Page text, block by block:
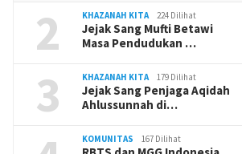
2 KHAZANAH KITA 224 Dilihat
Jejak Sang Mufti Betawi
Masa Pendudukan …
3 KHAZANAH KITA 179 Dilihat
Jejak Sang Penjaga Aqidah
Ahlussunnah di…
KOMUNITAS 167 Dilihat